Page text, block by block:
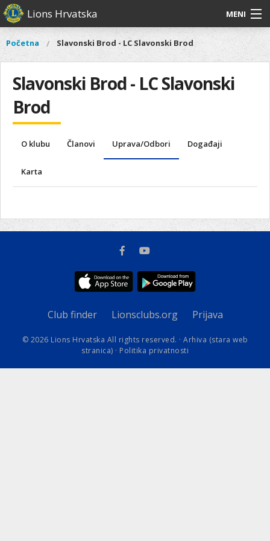
Skoči
na
sadržaj
Lions Hrvatska MENI
O nama
Naši projekti
Aktivnosti
Glavni
O
nama
Distrikt
126
Naši
Aktivnosti
Vi
ste
ovdje
Početna Slavonski Brod - LC Slavonski Brod
Slavonski Brod - LC Slavonski
Brod
O klubu Članovi Uprava/Odbori Događaji
Karta
Club finder Lionsclubs.org Prijava
© 2026 Lions Hrvatska All rights reserved. · Arhiva (stara web
stranica) · Politika privatnosti